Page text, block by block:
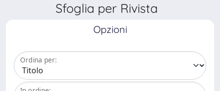
Sfoglia per Rivista
Opzioni
Ordina per: